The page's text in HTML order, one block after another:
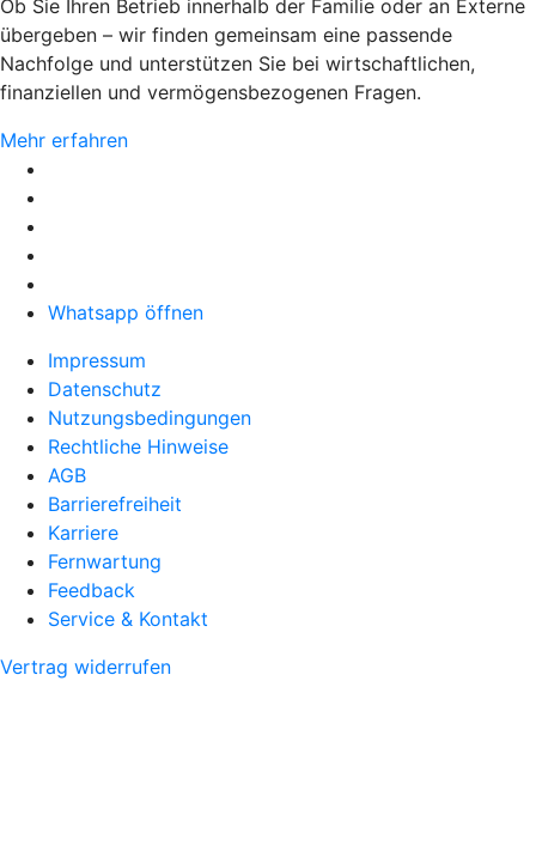
Ob Sie Ihren Betrieb innerhalb der Familie oder an Externe
übergeben – wir finden gemeinsam eine passende
Nachfolge und unterstützen Sie bei wirtschaftlichen,
finanziellen und vermögensbezogenen Fragen.
Mehr erfahren
Whatsapp öffnen
Impressum
Datenschutz
Nutzungsbedingungen
Rechtliche Hinweise
AGB
Barrierefreiheit
Karriere
Fernwartung
Feedback
Service & Kontakt
Vertrag widerrufen